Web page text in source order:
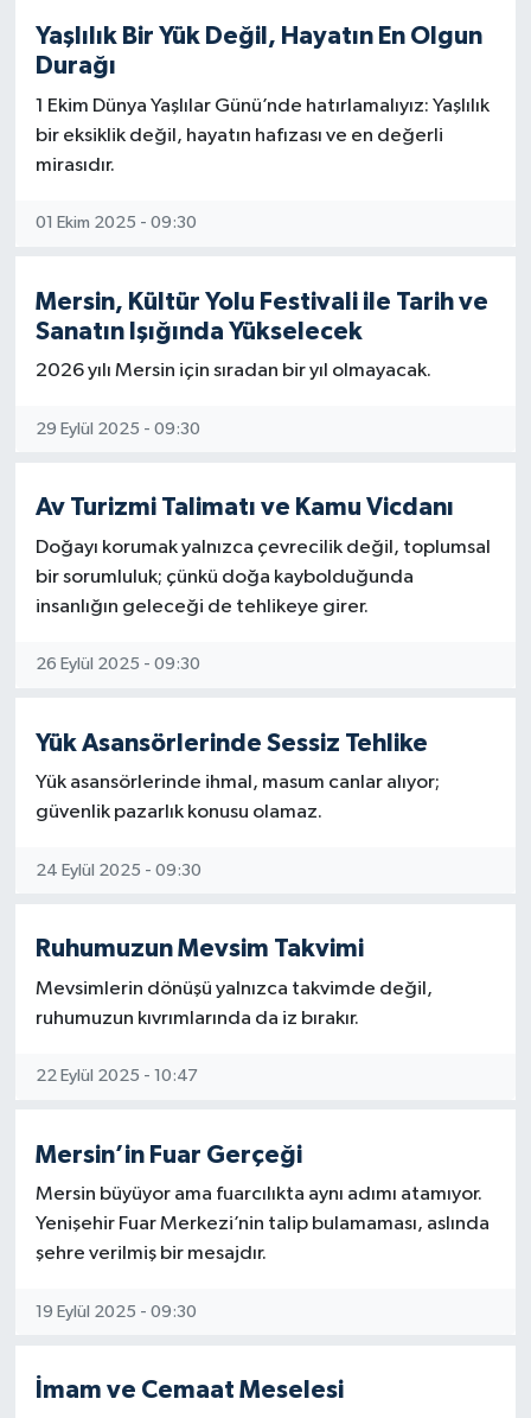
Yaşlılık Bir Yük Değil, Hayatın En Olgun
Durağı
1 Ekim Dünya Yaşlılar Günü’nde hatırlamalıyız: Yaşlılık
bir eksiklik değil, hayatın hafızası ve en değerli
mirasıdır.
01 Ekim 2025 - 09:30
Mersin, Kültür Yolu Festivali ile Tarih ve
Sanatın Işığında Yükselecek
2026 yılı Mersin için sıradan bir yıl olmayacak.
29 Eylül 2025 - 09:30
Av Turizmi Talimatı ve Kamu Vicdanı
Doğayı korumak yalnızca çevrecilik değil, toplumsal
bir sorumluluk; çünkü doğa kaybolduğunda
insanlığın geleceği de tehlikeye girer.
26 Eylül 2025 - 09:30
Yük Asansörlerinde Sessiz Tehlike
Yük asansörlerinde ihmal, masum canlar alıyor;
güvenlik pazarlık konusu olamaz.
24 Eylül 2025 - 09:30
Ruhumuzun Mevsim Takvimi
Mevsimlerin dönüşü yalnızca takvimde değil,
ruhumuzun kıvrımlarında da iz bırakır.
22 Eylül 2025 - 10:47
Mersin’in Fuar Gerçeği
Mersin büyüyor ama fuarcılıkta aynı adımı atamıyor.
Yenişehir Fuar Merkezi’nin talip bulamaması, aslında
şehre verilmiş bir mesajdır.
19 Eylül 2025 - 09:30
İmam ve Cemaat Meselesi